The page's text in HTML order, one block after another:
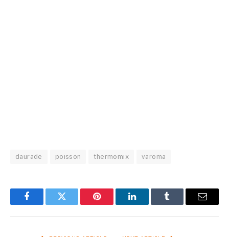
daurade poisson thermomix varoma
FacebookTwitter Pinterest LinkedInTumblr Email